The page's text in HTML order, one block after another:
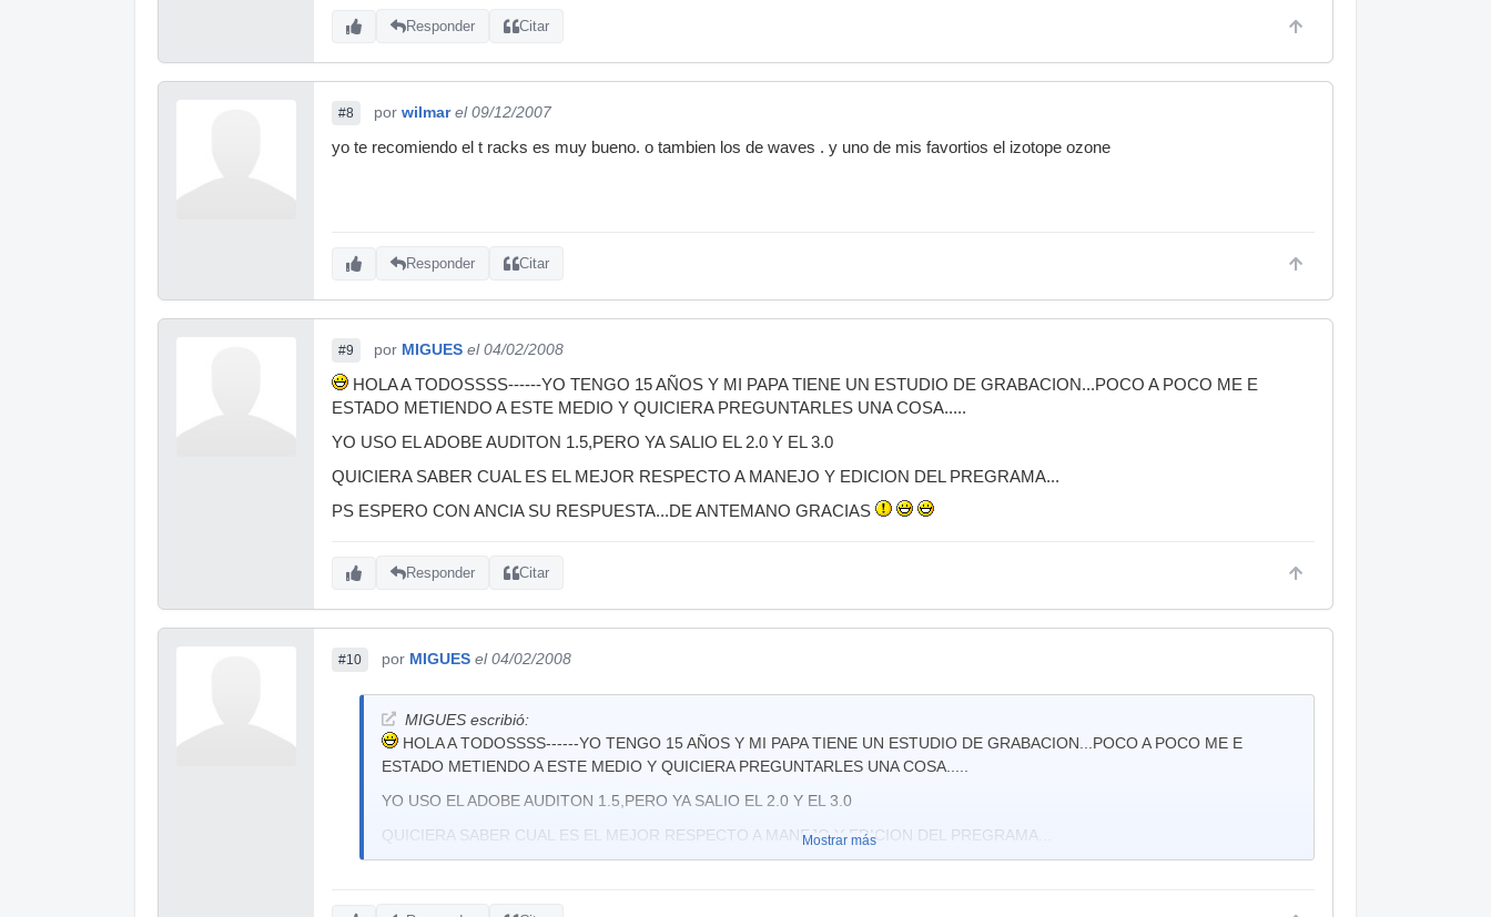
Responder Citar
#8 por wilmar el 09/12/2007
yo te recomiendo el t racks es muy bueno. o tambien los de waves . y uno de mis favortios el izotope ozone
Responder Citar
#9 por MIGUES el 04/02/2008
HOLA A TODOSSSS------YO TENGO 15 AÑOS Y MI PAPA TIENE UN ESTUDIO DE GRABACION...POCO A POCO ME E
ESTADO METIENDO A ESTE MEDIO Y QUICIERA PREGUNTARLES UNA COSA.....
YO USO EL ADOBE AUDITON 1.5,PERO YA SALIO EL 2.0 Y EL 3.0
QUICIERA SABER CUAL ES EL MEJOR RESPECTO A MANEJO Y EDICION DEL PREGRAMA...
PS ESPERO CON ANCIA SU RESPUESTA...DE ANTEMANO GRACIAS
Responder Citar
#10 por MIGUES el 04/02/2008
MIGUES escribió:
HOLA A TODOSSSS------YO TENGO 15 AÑOS Y MI PAPA TIENE UN ESTUDIO DE GRABACION...POCO A POCO ME E
ESTADO METIENDO A ESTE MEDIO Y QUICIERA PREGUNTARLES UNA COSA.....
YO USO EL ADOBE AUDITON 1.5,PERO YA SALIO EL 2.0 Y EL 3.0
QUICIERA SABER CUAL ES EL MEJOR RESPECTO A MANEJO Y EDICION DEL PREGRAMA...
Mostrar más